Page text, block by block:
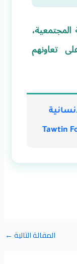
تعاونهم
المقالة التالية ←